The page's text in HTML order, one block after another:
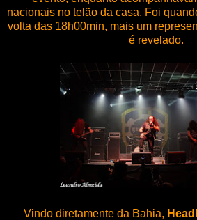
nacionais no telão da casa. Foi
volta das 18h00min, mais um
é revelado.
Vindo diretamente da Bahia,